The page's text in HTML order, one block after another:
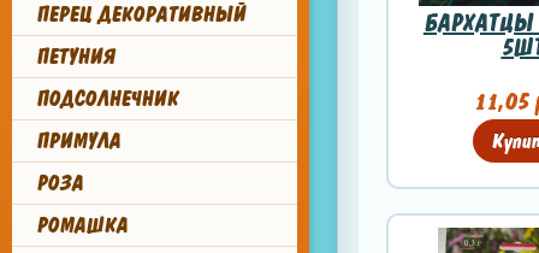
ПЕРЕЦ ДЕКОРАТИВНЫЙ
ПЕТУНИЯ
ПОДСОЛНЕЧНИК
ПРИМУЛА
РОЗА
РОМАШКА
11,05